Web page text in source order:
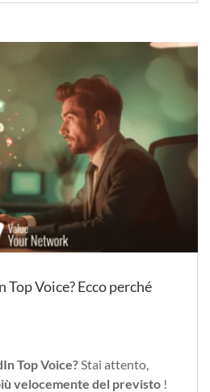
Top Voice? Ecco perché
Top Voice?Stai attento,
velocemente del previsto !